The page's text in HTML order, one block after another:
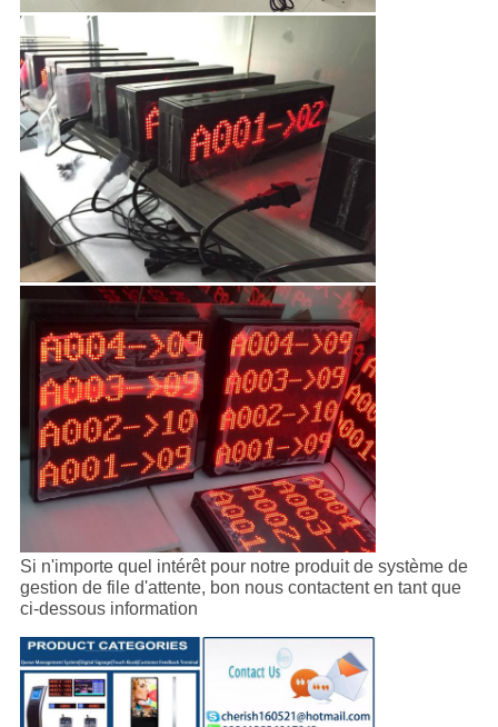
Si n'importe quel intérêt pour notre produit de système de
gestion de file d'attente, bon nous contactent en tant que
ci-dessous information